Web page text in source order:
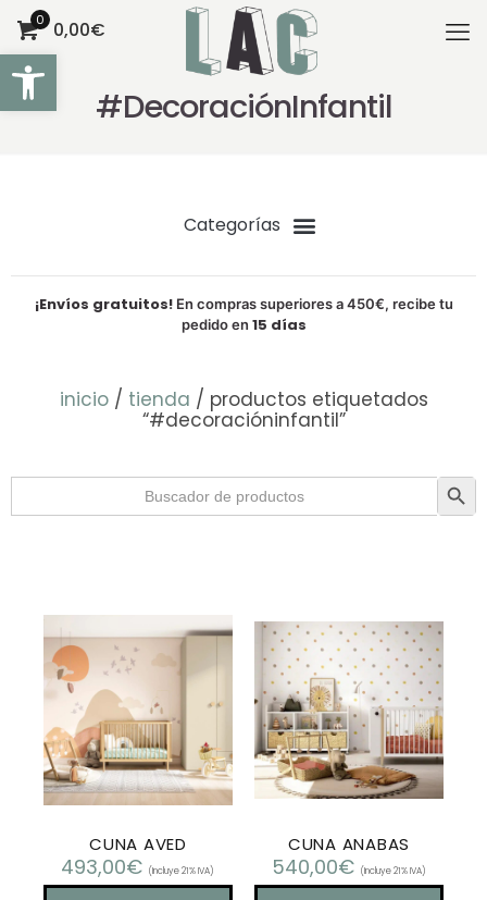
Abrir barra de herramientas
0 0,00€
#DecoraciónInfantil
¡Envíos gratuitos!En compras superiores a 450€, recibe tu
pedido en 15 días
inicio/ tienda / productos etiquetados
“#decoracióninfantil”
Buscar: Botón de
CUNA AVED
493,00€ (Incluye 21% IVA)
CUNA ANABAS
540,00€ (Incluye 21% IVA)